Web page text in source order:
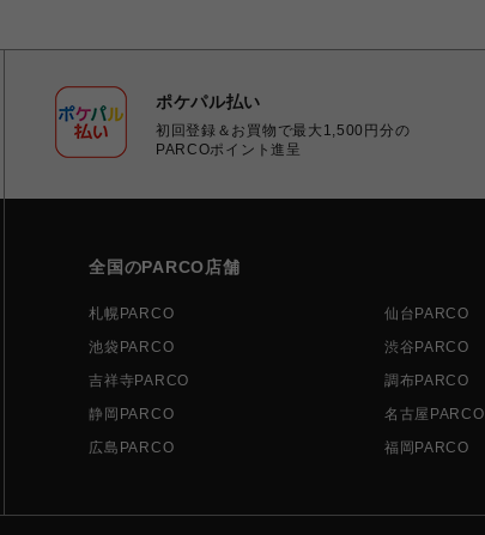
ポケパル払い
初回登録＆お買物で最大1,500円分の
PARCOポイント進呈
全国のPARCO店舗
札幌PARCO 仙台PARCO
池袋PARCO
渋谷PARCO
吉祥寺PARCO
調布PARCO
静岡PARCO
名古屋PARCO
広島PARCO
福岡PARCO